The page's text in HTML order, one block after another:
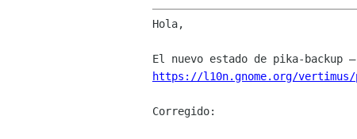
Hola,
https://l10n.gnome.org/vertimus/
Corregido: